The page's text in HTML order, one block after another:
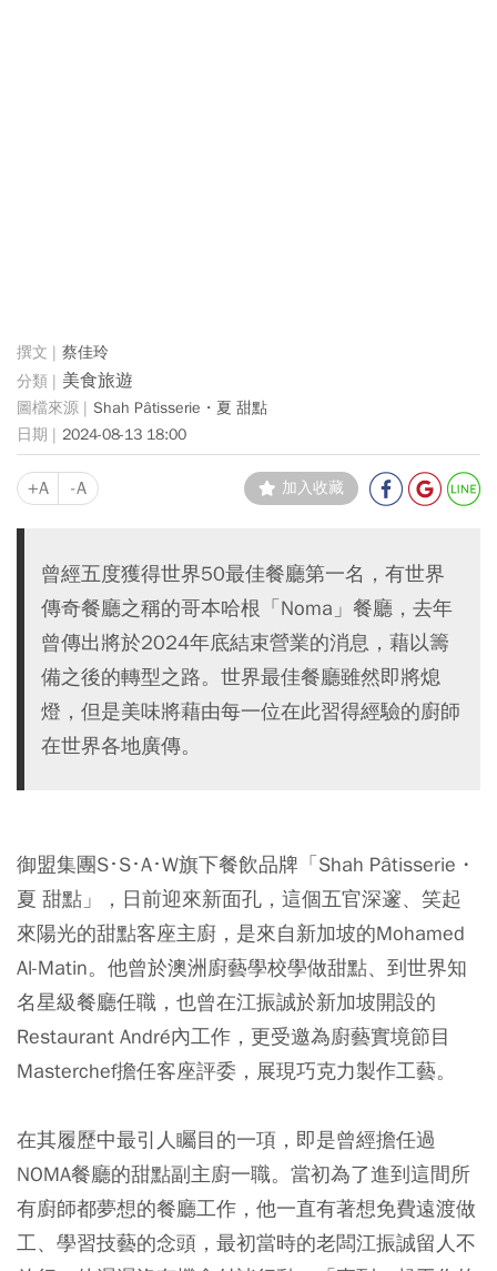
蔡佳玲
美食旅遊
Shah Pâtisserie・夏 甜點
2024-08-13 18:00
+A -A 加入收藏
曾經五度獲得世界50最佳餐廳第一名，有世界
傳奇餐廳之稱的哥本哈根「Noma」餐廳，去年
曾傳出將於2024年底結束營業的消息，藉以籌
備之後的轉型之路。世界最佳餐廳雖然即將熄
燈，但是美味將藉由每一位在此習得經驗的廚師
在世界各地廣傳。
御盟集團S･S･A･W旗下餐飲品牌「Shah Pâtisserie・
夏 甜點」，日前迎來新面孔，這個五官深邃、笑起
來陽光的甜點客座主廚，是來自新加坡的Mohamed
Al-Matin。他曾於澳洲廚藝學校學做甜點、到世界知
名星級餐廳任職，也曾在江振誠於新加坡開設的
Restaurant André內工作，更受邀為廚藝實境節目
Masterchef擔任客座評委，展現巧克力製作工藝。
在其履歷中最引人矚目的一項，即是曾經擔任過
NOMA餐廳的甜點副主廚一職。當初為了進到這間所
有廚師都夢想的餐廳工作，他一直有著想免費遠渡做
工、學習技藝的念頭，最初當時的老闆江振誠留人不